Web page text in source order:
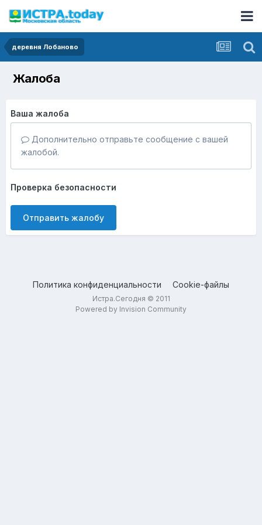
деревня Лобаново
Жалоба
Ваша жалоба
Дополнительно отправьте сообщение с вашей
жалобой.
Проверка безопасности
Отправить жалобу
Политика конфиденциальности Cookie-файлы
Истра.Сегодня © 2011
Powered by Invision Community